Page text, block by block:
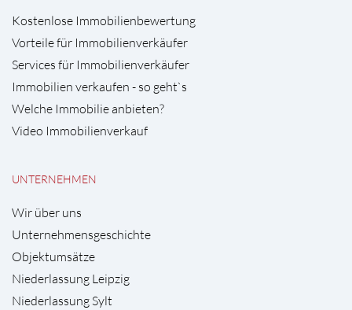
Kostenlose Immobilienbewertung
Vorteile für Immobilienverkäufer
Services für Immobilienverkäufer
Immobilien verkaufen - so geht`s
Welche Immobilie anbieten?
Video Immobilienverkauf
UNTERNEHMEN
Wir über uns
Unternehmensgeschichte
Objektumsätze
Niederlassung Leipzig
Niederlassung Sylt